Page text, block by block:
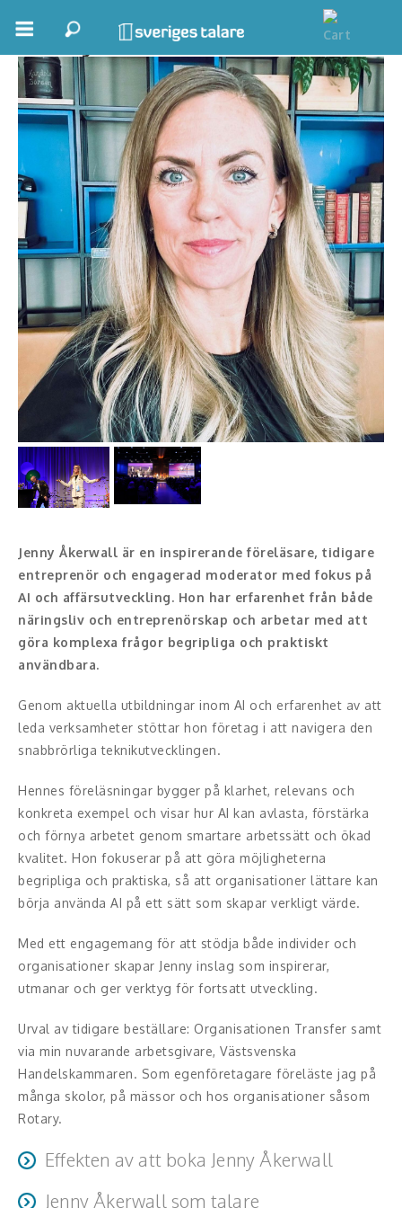
Boka ett möte
Samhällsnytta
Inspiration
Inspirerande Föreläsare
Personlig utveckling, målsättning
Life Stories & Trivsel
Keynote
Moderator, konferencier
Moderator
Konferencier
Workshopledare, facilitator
Underhållning och event
Event
Humoristiska föredrag
Komiker
Middagsunderhållning
Musiker
Something a Little Different
Affärsnytta
Framtid, trender
Försäljning, marknadsföring, service,
kundfokus
Förändring, organisation,
Jenny Åkerwall
Jenny Åkerwall är en inspirerande föreläsare, tidigare
entreprenör och engagerad moderator med fokus på
AI och affärsutveckling. Hon har erfarenhet från både
näringsliv och entreprenörskap och arbetar med att
göra komplexa frågor begripliga och praktiskt
användbara.
Genom aktuella utbildningar inom AI och erfarenhet av att
leda verksamheter stöttar hon företag i att navigera den
snabbrörliga teknikutvecklingen.
Hennes föreläsningar bygger på klarhet, relevans och
konkreta exempel och visar hur AI kan avlasta, förstärka
och förnya arbetet genom smartare arbetssätt och ökad
kvalitet. Hon fokuserar på att göra möjligheterna
begripliga och praktiska, så att organisationer lättare kan
börja använda AI på ett sätt som skapar verkligt värde.
Med ett engagemang för att stödja både individer och
organisationer skapar Jenny inslag som inspirerar,
utmanar och ger verktyg för fortsatt utveckling.
Urval av tidigare beställare: Organisationen Transfer samt
via min nuvarande arbetsgivare, Västsvenska
Handelskammaren. Som egenföretagare föreläste jag på
många skolor, på mässor och hos organisationer såsom
Rotary.
Effekten av att boka Jenny Åkerwall
Med ett engagemang för att lyfta både människor och
Jenny Åkerwall som talare